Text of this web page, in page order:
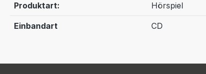
Produktart: Hörspiel
Einbandart CD